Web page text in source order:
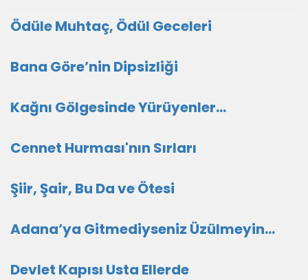
Ödüle Muhtaç, Ödül Geceleri
Bana Göre’nin Dipsizliği
Kağnı Gölgesinde Yürüyenler…
Cennet Hurması'nın Sırları
Şiir, Şair, Bu Da ve Ötesi
Adana’ya Gitmediyseniz Üzülmeyin…
Devlet Kapısı Usta Ellerde